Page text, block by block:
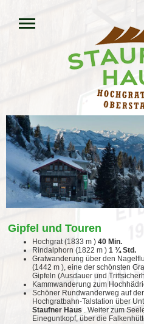
Gipfel und Touren
Hochgrat (1833 m ) 40 Min.
Rindalphorn (1822 m ) 1 ¾ Std.
Gratwanderung über den
(1442 m ), eine der schönsten
Gipfeln (Ausdauer und
Kammwanderung zum
Schöner Rundwanderweg auf
Hochgratbahn-Talstation über
Staufner Haus . Weiter zum
Eineguntkopf, über die